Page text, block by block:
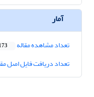
آمار
تعداد مشاهده مقاله
تعداد دریافت فایل اصل